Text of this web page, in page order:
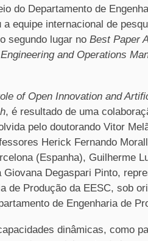
do Departamento de
equipe internacional de
segundo lugar no Best Paper
and Operations
of Open Innovation and
, é resultado de uma
pelo doutorando Vitor
Herick Fernando
(Espanha), Guilherme
Degaspari Pinto,
de Produção da EESC, sob
de Engenharia de
dinâmicas, como